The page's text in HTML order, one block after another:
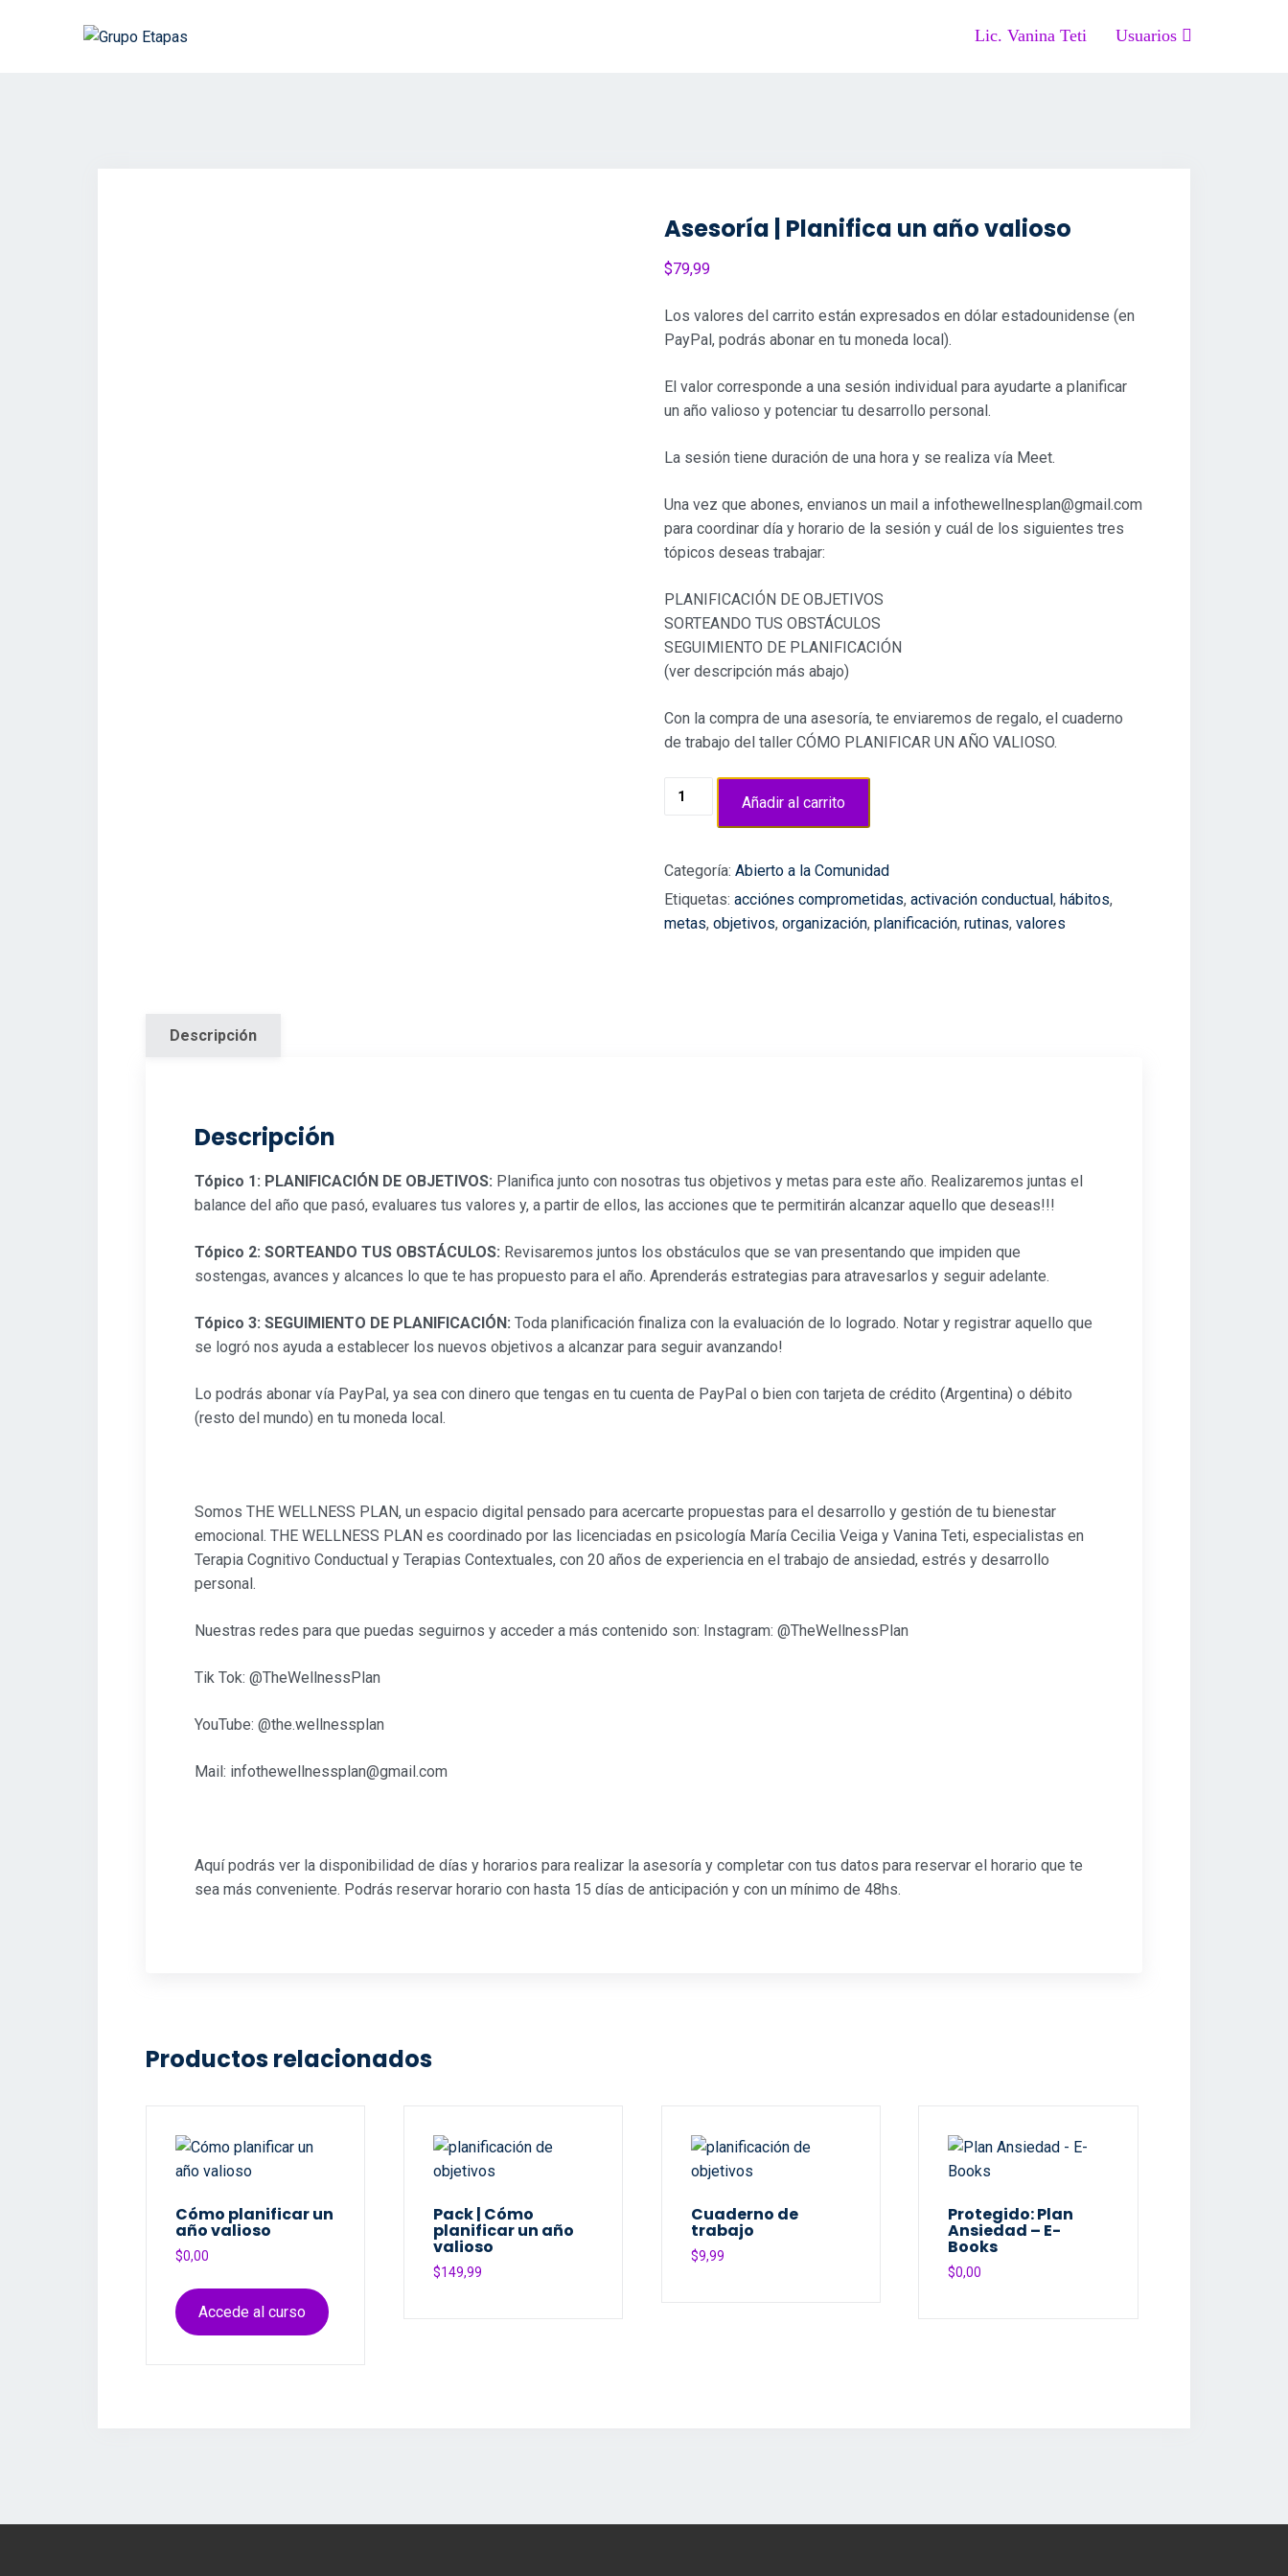
Lic. Vanina Teti Usuarios
Asesoría | Planifica un año valioso
$79,99
Los valores del carrito están expresados en dólar estadounidense (en
PayPal, podrás abonar en tu moneda local).
El valor corresponde a una sesión individual para ayudarte a planificar
un año valioso y potenciar tu desarrollo personal.
La sesión tiene duración de una hora y se realiza vía Meet.
Una vez que abones, envianos un mail a infothewellnesplan@gmail.com
para coordinar día y horario de la sesión y cuál de los siguientes tres
tópicos deseas trabajar:
PLANIFICACIÓN DE OBJETIVOS
SORTEANDO TUS OBSTÁCULOS
SEGUIMIENTO DE PLANIFICACIÓN
(ver descripción más abajo)
Con la compra de una asesoría, te enviaremos de regalo, el cuaderno
de trabajo del taller CÓMO PLANIFICAR UN AÑO VALIOSO.
Asesoría
un
valioso
cantidad
Añadir al carrito
Categoría: Abierto a la Comunidad
Etiquetas: acciónes comprometidas, activación conductual, hábitos,
metas, objetivos, organización, planificación, rutinas, valores
Descripción
Descripción
Tópico 1: PLANIFICACIÓN DE OBJETIVOS: Planifica junto con nosotras tus objetivos y metas para este año. Realizaremos juntas el
balance del año que pasó, evaluares tus valores y, a partir de ellos, las acciones que te permitirán alcanzar aquello que deseas!!!
Tópico 2: SORTEANDO TUS OBSTÁCULOS: Revisaremos juntos los obstáculos que se van presentando que impiden que
sostengas, avances y alcances lo que te has propuesto para el año. Aprenderás estrategias para atravesarlos y seguir adelante.
Tópico 3: SEGUIMIENTO DE PLANIFICACIÓN: Toda planificación finaliza con la evaluación de lo logrado. Notar y registrar aquello que
se logró nos ayuda a establecer los nuevos objetivos a alcanzar para seguir avanzando!
Lo podrás abonar vía PayPal, ya sea con dinero que tengas en tu cuenta de PayPal o bien con tarjeta de crédito (Argentina) o débito
(resto del mundo) en tu moneda local.
Somos THE WELLNESS PLAN, un espacio digital pensado para acercarte propuestas para el desarrollo y gestión de tu bienestar
emocional. THE WELLNESS PLAN es coordinado por las licenciadas en psicología María Cecilia Veiga y Vanina Teti, especialistas en
Terapia Cognitivo Conductual y Terapias Contextuales, con 20 años de experiencia en el trabajo de ansiedad, estrés y desarrollo
personal.
Nuestras redes para que puedas seguirnos y acceder a más contenido son: Instagram: @TheWellnessPlan
Tik Tok: @TheWellnessPlan
YouTube: @the.wellnessplan
Mail: infothewellnessplan@gmail.com
Aquí podrás ver la disponibilidad de días y horarios para realizar la asesoría y completar con tus datos para reservar el horario que te
sea más conveniente. Podrás reservar horario con hasta 15 días de anticipación y con un mínimo de 48hs.
Productos relacionados
Cómo planificar un
año valioso
$0,00
Accede al curso
Pack | Cómo
planificar un año
valioso
$149,99
Cuaderno de
trabajo
$9,99
Protegido: Plan
Ansiedad – E-
Books
$0,00